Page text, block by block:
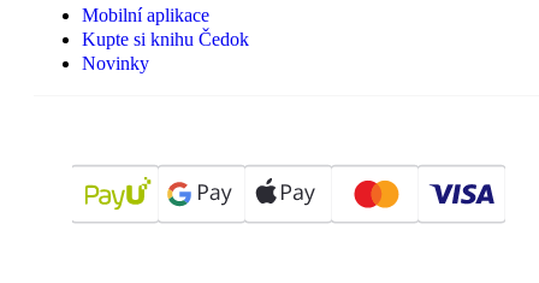
Mobilní aplikace
Kupte si knihu Čedok
Novinky